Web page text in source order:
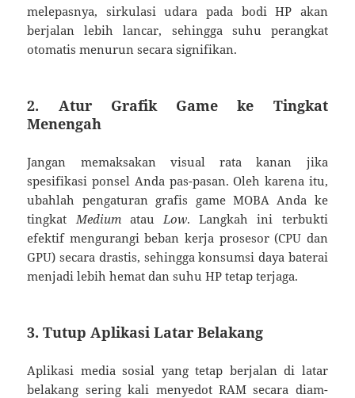
melepasnya, sirkulasi udara pada bodi HP akan
berjalan lebih lancar, sehingga suhu perangkat
otomatis menurun secara signifikan.
2. Atur Grafik Game ke Tingkat
Menengah
Jangan memaksakan visual rata kanan jika
spesifikasi ponsel Anda pas-pasan. Oleh karena itu,
ubahlah pengaturan grafis game MOBA Anda ke
tingkat Mediumatau Low. Langkah ini terbukti
efektif mengurangi beban kerja prosesor (CPU dan
GPU) secara drastis, sehingga konsumsi daya baterai
menjadi lebih hemat dan suhu HP tetap terjaga.
3. Tutup Aplikasi Latar Belakang
Aplikasi media sosial yang tetap berjalan di latar
belakang sering kali menyedot RAM secara diam-